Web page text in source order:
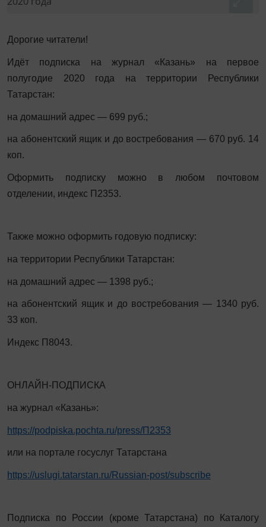
Дорогие читатели!
Идёт подписка на журнал «Казань» на первое
полугодие 2020 года на территории Республики
Татарстан:
на домашний адрес — 699 руб.;
на абонентский ящик и до востребования — 670 руб. 14
коп.
Оформить подписку можно в любом почтовом
отделении, индекс П2353.
Также можно оформить годовую подписку:
на территории Республики Татарстан:
на домашний адрес — 1398 руб.;
на абонентский ящик и до востребования — 1340 руб.
33 коп.
Индекс П8043.
ОНЛАЙН-ПОДПИСКА
на журнал «Казань»:
https://podpiska.pochta.ru/press/П2353
или на портале госуслуг Татарстана
https://uslugi.tatarstan.ru/Russian-post/subscribe
Подписка по России (кроме Татарстана) по Каталогу